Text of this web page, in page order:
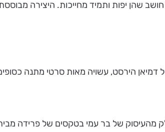
הירסט, עשויה מאות סרטי מתנה כסופים,
בר-עמי - העבודה היא חלק מהעיסוק של בר עמי